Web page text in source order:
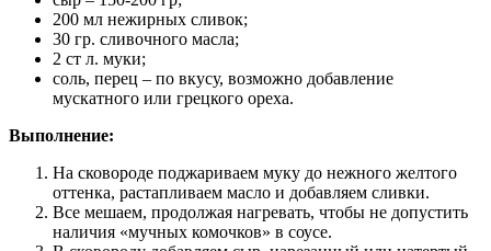
200 мл нежирных сливок;
30 гр. сливочного масла;
2 ст л. муки;
соль, перец – по вкусу, возможно добавление
мускатного или грецкого ореха.
Выполнение:
На сковороде поджариваем муку до нежного желтого
оттенка, растапливаем масло и добавляем сливки.
Все мешаем, продолжая нагревать, чтобы не допустить
наличия «мучных комочков» в соусе.